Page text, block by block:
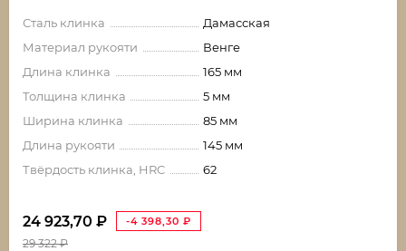
Сталь клинка
Дамасская
Материал рукояти
Венге
Длина клинка
165 мм
Толщина клинка
5 мм
Ширина клинка
85 мм
Длина рукояти
145 мм
Твёрдость клинка, HRC
62
24 923,70 ₽ -4 398,30 ₽
29 322₽